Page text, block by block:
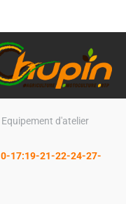
Equipement d'atelier
17:19-21-22-24-27-